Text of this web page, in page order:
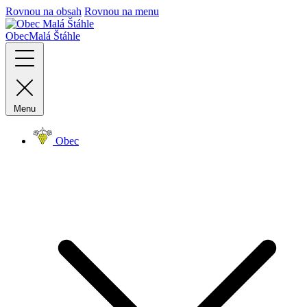
Rovnou na obsah Rovnou na menu
ObecMalá Štáhle
Menu
Obec